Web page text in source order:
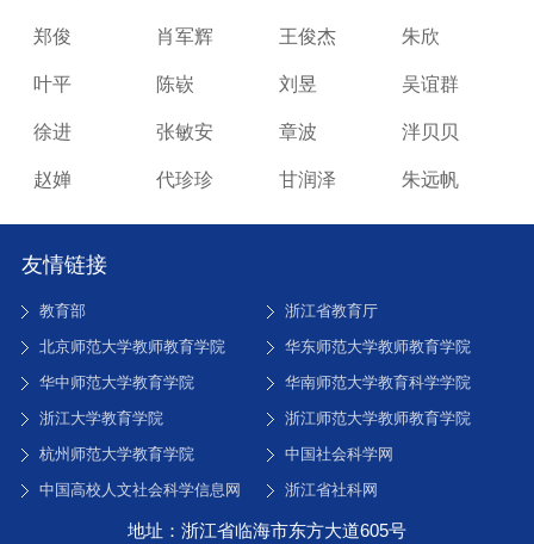
郑俊 肖军辉 王俊杰 朱欣
叶平 陈嵚 刘昱 吴谊群
徐进 张敏安 章波 泮贝贝
赵婵 代珍珍 甘润泽 朱远帆
友情链接
教育部
浙江省教育厅
北京师范大学教师教育学院
华东师范大学教师教育学院
华中师范大学教育学院
华南师范大学教育科学学院
浙江大学教育学院
浙江师范大学教师教育学院
杭州师范大学教育学院
中国社会科学网
中国高校人文社会科学信息网
浙江省社科网
地址：浙江省临海市东方大道605号